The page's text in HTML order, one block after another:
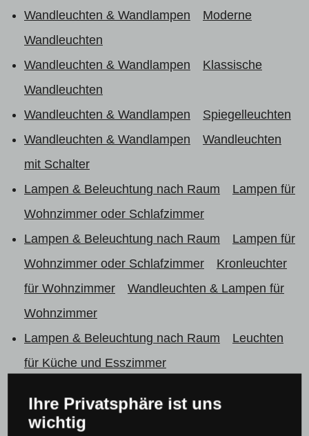
Wandleuchten & Wandlampen
Moderne
Wandleuchten
Wandleuchten & Wandlampen
Klassische
Wandleuchten
Wandleuchten & Wandlampen
Spiegelleuchten
Wandleuchten & Wandlampen
Wandleuchten
mit Schalter
Lampen & Beleuchtung nach Raum
Lampen für
Wohnzimmer oder Schlafzimmer
Lampen & Beleuchtung nach Raum
Lampen für
Wohnzimmer oder Schlafzimmer
Kronleuchter
für Wohnzimmer
Wandleuchten & Lampen für
Wohnzimmer
Lampen & Beleuchtung nach Raum
Leuchten
für Küche und Esszimmer
für Küche und Esszimmer
Kronleuchter &
Ihre Privatsphäre ist uns
wichtig